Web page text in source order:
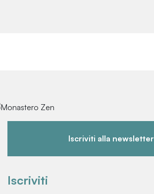
Iscriviti alla newsletter
Iscriviti